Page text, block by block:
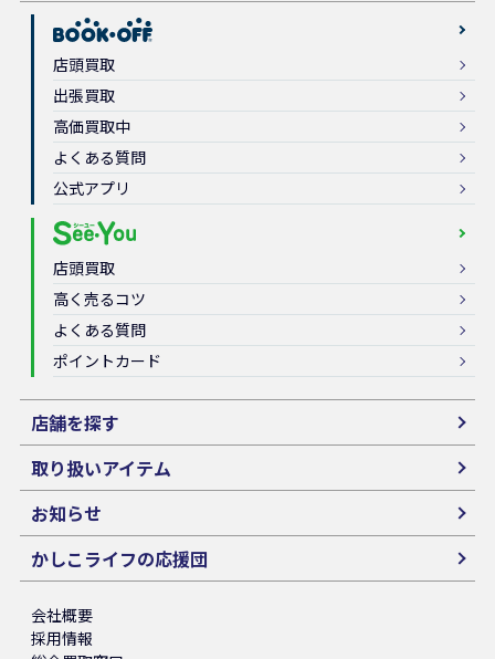
店頭買取
出張買取
高価買取中
よくある質問
公式アプリ
店頭買取
高く売るコツ
よくある質問
ポイントカード
店舗を探す
取り扱いアイテム
お知らせ
かしこライフの応援団
会社概要
採用情報